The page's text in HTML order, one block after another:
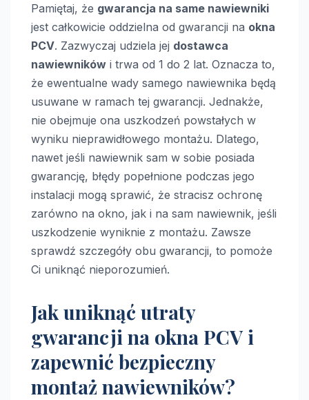
Pamiętaj, że gwarancja na same nawiewniki
jest całkowicie oddzielna od gwarancji na okna
PCV. Zazwyczaj udziela jej dostawca
nawiewników i trwa od 1 do 2 lat. Oznacza to,
że ewentualne wady samego nawiewnika będą
usuwane w ramach tej gwarancji. Jednakże,
nie obejmuje ona uszkodzeń powstałych w
wyniku nieprawidłowego montażu. Dlatego,
nawet jeśli nawiewnik sam w sobie posiada
gwarancję, błędy popełnione podczas jego
instalacji mogą sprawić, że stracisz ochronę
zarówno na okno, jak i na sam nawiewnik, jeśli
uszkodzenie wyniknie z montażu. Zawsze
sprawdź szczegóły obu gwarancji, to pomoże
Ci uniknąć nieporozumień.
Jak uniknąć utraty
gwarancji na okna PCV i
zapewnić bezpieczny
montaż nawiewników?